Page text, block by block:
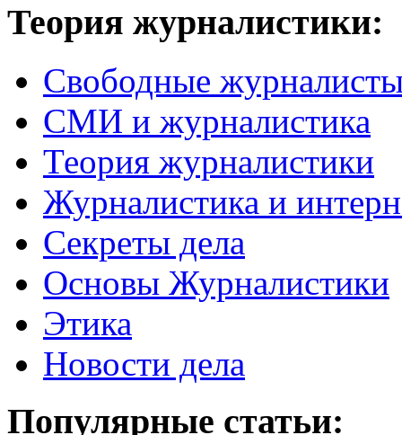
Теория журналистики:
Свободные
СМИ и журналистика
Теория журналистики
Журналистика и
Секреты дела
Основы Журналистики
Этика
Новости дела
Популярные статьи: